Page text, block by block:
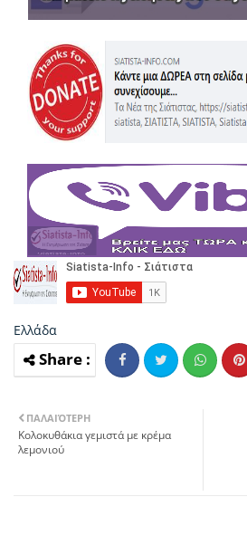
Ελλάδα
ΠΑΛΑΙΌΤΕΡΗ
Κολοκυθάκια γεμιστά με κρέμα
λεμονιού